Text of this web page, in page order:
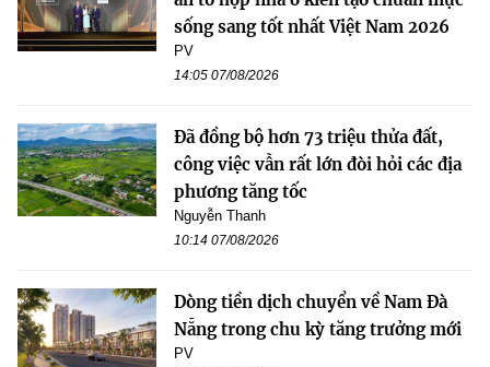
sống sang tốt nhất Việt Nam 2026
PV
14:05 07/08/2026
Đã đồng bộ hơn 73 triệu thửa đất,
công việc vẫn rất lớn đòi hỏi các địa
phương tăng tốc
Nguyễn Thanh
10:14 07/08/2026
Dòng tiền dịch chuyển về Nam Đà
Nẵng trong chu kỳ tăng trưởng mới
PV